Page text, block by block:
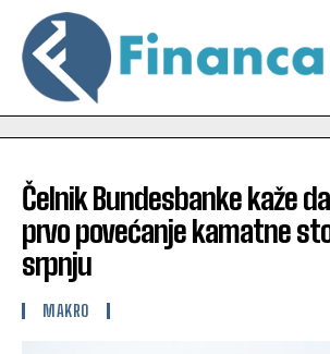
Čelnik Bundesbanke kaže
prvo povećanje kamatne
srpnju
MAKRO